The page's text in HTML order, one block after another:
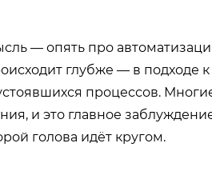
— опять про
глубже — в подходе к
процессов.
и это главное
голова идёт кругом.